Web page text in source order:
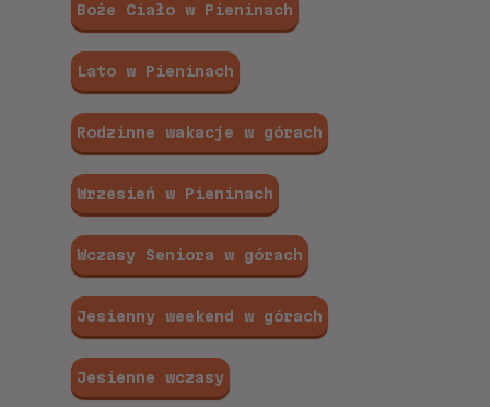
Boże Ciało w Pieninach
Lato w Pieninach
Rodzinne wakacje w górach
Wrzesień w Pieninach
Wczasy Seniora w górach
Jesienny weekend w górach
Jesienne wczasy